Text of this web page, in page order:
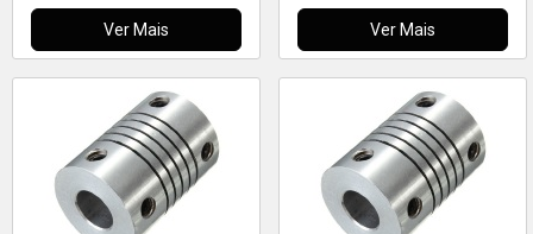
Ver Mais Ver Mais